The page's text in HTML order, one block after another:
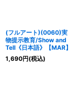
(フルアート)(0060)実
物提示教育/Show and
Tell《日本語》【MAR】
1,690円(税込)